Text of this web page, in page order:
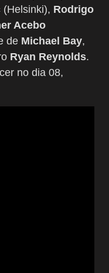
(Helsinki), Rodrigo
Acebo
de Michael Bay,
Ryan Reynolds.
no dia 08,